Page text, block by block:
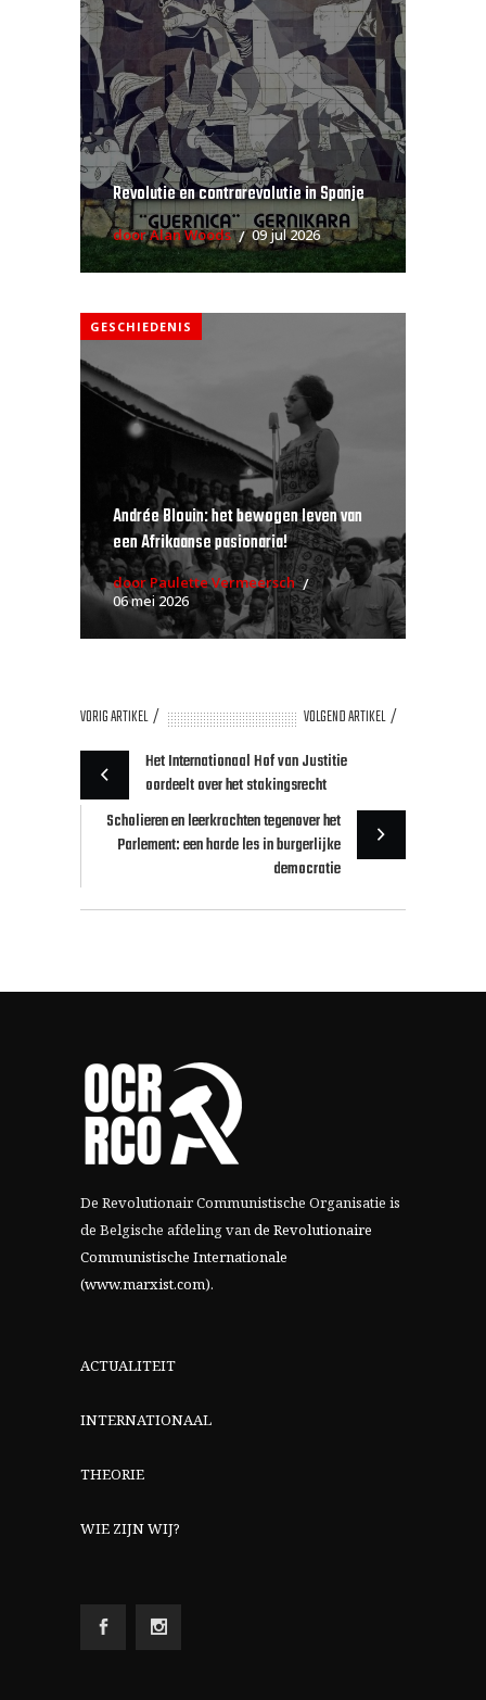
Revolutie en contrarevolutie in Spanje
door Alan Woods 09 jul 2026
GESCHIEDENIS
Andrée Blouin: het bewogen leven van
een Afrikaanse pasionaria!
door Paulette Vermeersch
06 mei 2026
VORIG ARTIKEL
VOLGEND ARTIKEL
Het Internationaal Hof van Justitie
oordeelt over het stakingsrecht
Scholieren en leerkrachten tegenover het
Parlement: een harde les in burgerlijke
democratie
De Revolutionair Communistische Organisatie is
de Belgische afdeling van de Revolutionaire
Communistische Internationale
(www.marxist.com).
ACTUALITEIT
INTERNATIONAAL
THEORIE
WIE ZIJN WIJ?